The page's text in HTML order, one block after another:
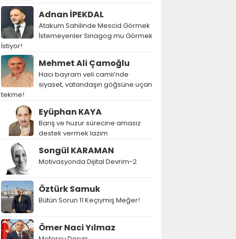
Adnan İPEKDAL
Atakum Sahilinde Mescid Görmek
İstemeyenler Sinagog mu Görmek
İstiyor!
Mehmet Ali Çamoğlu
Hacı bayram veli camii’nde
siyaset, vatandaşın göğsüne uçan
tekme!
Eyüphan KAYA
Barış ve huzur sürecine amasız
destek vermek lazım
Songül KARAMAN
Motivasyonda Dijital Devrim-2
Öztürk Samuk
Bütün Sorun 11 Keçiymiş Meğer!
Ömer Naci Yılmaz